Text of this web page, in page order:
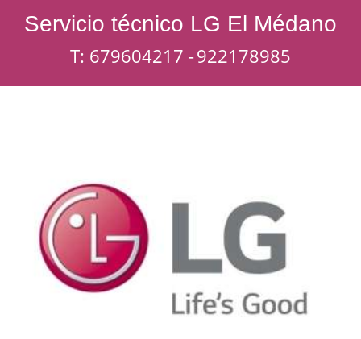
Servicio técnico LG El Médano
T: 679604217 -922178985